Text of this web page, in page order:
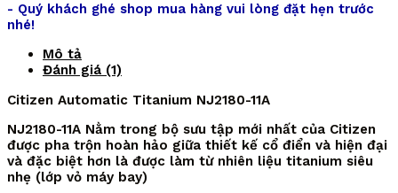
- Quý khách ghé shop mua hàng vui lòng đặt hẹn trước
nhé!
Mô tả
Đánh giá (1)
Citizen Automatic Titanium NJ2180-11A
NJ2180-11A Nằm trong bộ sưu tập mới nhất của Citizen
được pha trộn hoàn hảo giữa thiết kế cổ điển và hiện đại
và đặc biệt hơn là được làm từ nhiên liệu titanium siêu
nhẹ (lớp vỏ máy bay)